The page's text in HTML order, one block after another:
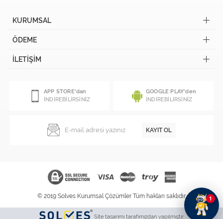
1
KURUMSAL
ÖDEME
İLETİŞİM
APP STORE'dan
İNDİREBİLİRSİNİZ
GOOGLE PLAY'den
İNDİREBİLİRSİNİZ
KAYIT OL
© 2019 Solves Kurumsal Çözümler Tüm hakları saklıdır.
Site tasarımı tarafımızdan yapılmıştır.